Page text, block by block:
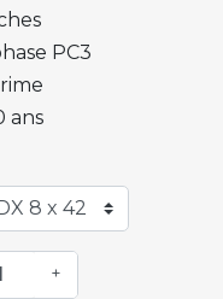
PC3
ans
+